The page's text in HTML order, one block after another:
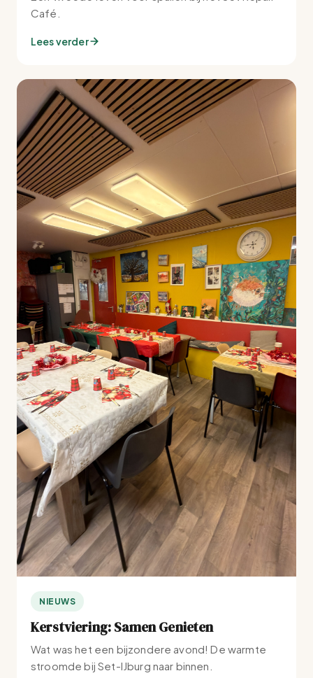
Café.
Lees verder
NIEUWS
Kerstviering: Samen Genieten
Wat was het een bijzondere avond! De warmte
stroomde bij Set-IJburg naar binnen.